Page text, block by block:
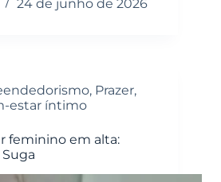
24 de junho de 2026
, Prazer,
estar íntimo
feminino em alta: